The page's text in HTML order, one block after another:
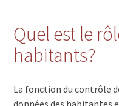
Quel est le
habitants?
La fonction du contrôle
données des habitantes